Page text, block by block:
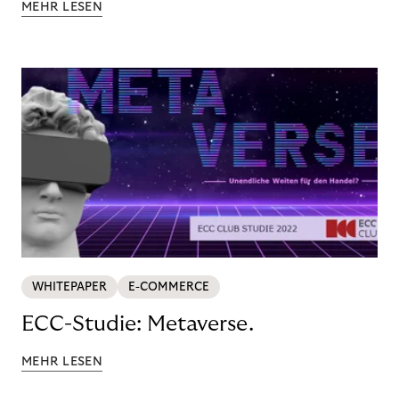
MEHR LESEN
WHITEPAPER E-COMMERCE
ECC-Studie: Metaverse.
MEHR LESEN